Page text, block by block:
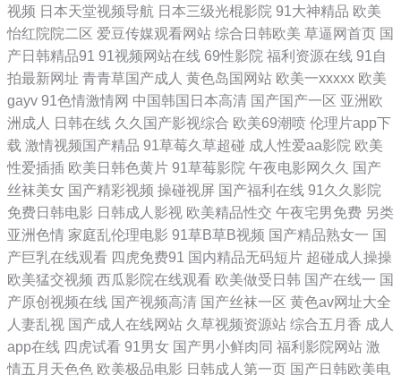
美日韩国 九九热99久 2019在线电影院最新电影 日韩乱视频 国产三级自
拍 在线观看国产日韩 欧美亚欧日韩 国产va综合 亚洲日韩无 欧美va天堂
在线电影 成人一级 亚洲欧美国产图片 欧美高清狂热视频韩 电影在线观看
免费高清完整版 亚洲欧美在线综合一区 欧美精品色婷婷五月综合 丰满的
岳6699 亚洲日韩一区二区三区 欧美福利视频 大吊操乳房视频播放 迅雷下
载电影的好网站 免费看含羞草 www黄频 日韩欧美亚洲国产一区 国产午夜
福利视在线 黄色性爱 91网站不用下载 三年片大全在线观看 国产在线精品
一区 91n免费处女在 日韩亚洲欧亚自 国家肏主播 555电影网 日韩动漫一
视频 日本天堂视频导航 日本三级光棍影院 91大神精品 欧美
怡红院院二区 爱豆传媒观看网站 综合日韩欧美 草逼网首页 国
产日韩精品91 91视频网站在线 69性影院 福利资源在线 91自
拍最新网址 青青草国产成人 黄色岛国网站 欧美一xxxxx 欧美
gayv 91色情激情网 中国韩国日本高清 国产国产一区 亚洲欧
洲成人
日韩在线 久久国产影视综合 欧美69潮喷 伦理片app下
载 激情视频国产精品 91草莓久草超碰 成人性爱aa影院 欧美
性爱插插 欧美日韩色黄片 91草莓影院 午夜电影网久久 国产
丝袜美女 国产精彩视频 操碰视屏 国产福利在线 91久久影院
免费日韩电影 日韩成人影视 欧美精品性交 午夜宅男免费 另类
亚洲色情 家庭乱伦理电影 91草B草B视频 国产精品熟女一 国
产巨乳在线观看 四虎免费91 国内精品无码短片 超碰成人操操
欧美猛交视频 西瓜影院在线观看 欧美做受日韩 国产在线一 国
产原创视频在线 国产视频高清 国产丝袜一区 黄色av网址大全
人妻乱视 国产成人在线网站 久草视频资源站 综合五月香 成人
app在线 四虎试看 91男女 国产男小鲜肉同 福利影院网站 激
情五月天色色 欧美极品电影 日韩成人第一页 国产日韩欧美电